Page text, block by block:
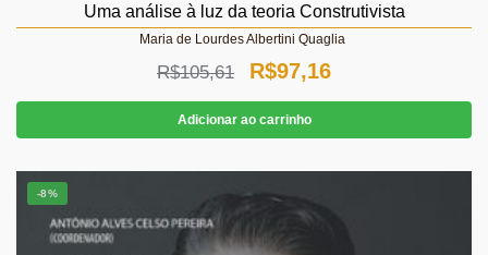
Uma análise à luz da teoria Construtivista
Maria de Lourdes Albertini Quaglia
R$105,61
O
preço
original
era:
R$105,61.
R$97,16O
preço
atual
é:
Adicionar ao carrinho
-8%